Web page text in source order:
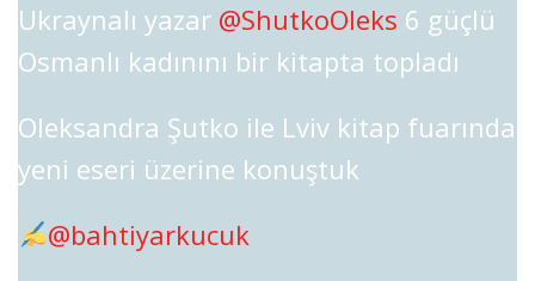
Ukraynalı yazar @ShutkoOleks 6 güçlü
Osmanlı kadınını bir kitapta topladı
Oleksandra Şutko ile Lviv kitap fuarında
yeni eseri üzerine konuştuk
@bahtiyarkucuk